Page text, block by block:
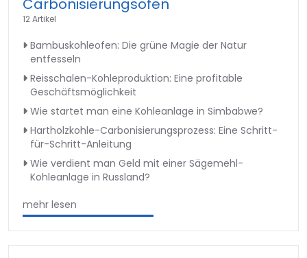
Carbonisierungsofen
12 Artikel
Bambuskohleofen: Die grüne Magie der Natur
entfesseln
Reisschalen-Kohleproduktion: Eine profitable
Geschäftsmöglichkeit
Wie startet man eine Kohleanlage in Simbabwe?
Hartholzkohle-Carbonisierungsprozess: Eine Schritt-
für-Schritt-Anleitung
Wie verdient man Geld mit einer Sägemehl-
Kohleanlage in Russland?
mehr lesen